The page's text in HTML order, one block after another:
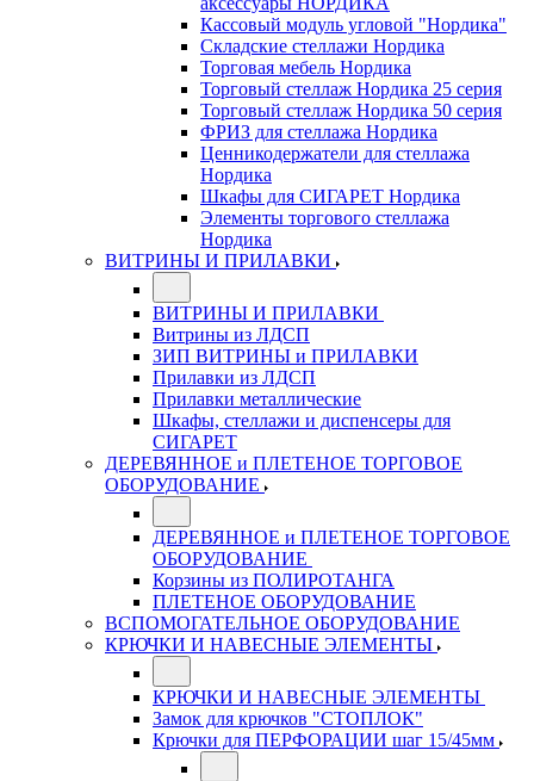
Кассовый модуль угловой "Нордика"
Складские стеллажи Нордика
Торговая мебель Нордика
Торговый стеллаж Нордика 25 серия
Торговый стеллаж Нордика 50 серия
ФРИЗ для стеллажа Нордика
Ценникодержатели для стеллажа
Нордика
Шкафы для СИГАРЕТ Нордика
Элементы торгового стеллажа
Нордика
ВИТРИНЫ И ПРИЛАВКИ
ВИТРИНЫ И ПРИЛАВКИ
Витрины из ЛДСП
ЗИП ВИТРИНЫ и ПРИЛАВКИ
Прилавки из ЛДСП
Прилавки металлические
Шкафы, стеллажи и диспенсеры для
СИГАРЕТ
ДЕРЕВЯННОЕ и ПЛЕТЕНОЕ ТОРГОВОЕ
ОБОРУДОВАНИЕ
ДЕРЕВЯННОЕ и ПЛЕТЕНОЕ ТОРГОВОЕ
ОБОРУДОВАНИЕ
Корзины из ПОЛИРОТАНГА
ПЛЕТЕНОЕ ОБОРУДОВАНИЕ
ВСПОМОГАТЕЛЬНОЕ ОБОРУДОВАНИЕ
КРЮЧКИ И НАВЕСНЫЕ ЭЛЕМЕНТЫ
КРЮЧКИ И НАВЕСНЫЕ ЭЛЕМЕНТЫ
Замок для крючков "СТОПЛОК"
Крючки для ПЕРФОРАЦИИ шаг 15/45мм